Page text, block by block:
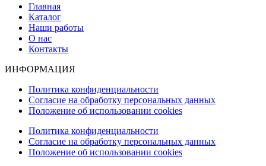
Главная
Каталог
Наши работы
О нас
Контакты
ИНФОРМАЦИЯ
Политика конфиденциальности
Согласие на обработку персональных данных
Положение об использовании cookies
Политика конфиденциальности
Согласие на обработку персональных данных
Положение об использовании cookies